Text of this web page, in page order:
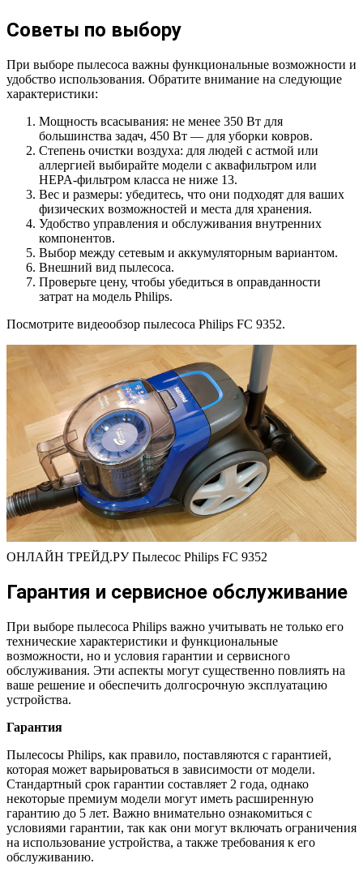
Советы по выбору
При выборе пылесоса важны функциональные возможности и
удобство использования. Обратите внимание на следующие
характеристики:
Мощность всасывания: не менее 350 Вт для
большинства задач, 450 Вт — для уборки ковров.
Степень очистки воздуха: для людей с астмой или
аллергией выбирайте модели с аквафильтром или
HEPA-фильтром класса не ниже 13.
Вес и размеры: убедитесь, что они подходят для ваших
физических возможностей и места для хранения.
Удобство управления и обслуживания внутренних
компонентов.
Выбор между сетевым и аккумуляторным вариантом.
Внешний вид пылесоса.
Проверьте цену, чтобы убедиться в оправданности
затрат на модель Philips.
Посмотрите видеообзор пылесоса Philips FC 9352.
ОНЛАЙН ТРЕЙД.РУ Пылесос Philips FC 9352
Гарантия и сервисное обслуживание
При выборе пылесоса Philips важно учитывать не только его
технические характеристики и функциональные
возможности, но и условия гарантии и сервисного
обслуживания. Эти аспекты могут существенно повлиять на
ваше решение и обеспечить долгосрочную эксплуатацию
устройства.
Гарантия
Пылесосы Philips, как правило, поставляются с гарантией,
которая может варьироваться в зависимости от модели.
Стандартный срок гарантии составляет 2 года, однако
некоторые премиум модели могут иметь расширенную
гарантию до 5 лет. Важно внимательно ознакомиться с
условиями гарантии, так как они могут включать ограничения
на использование устройства, а также требования к его
обслуживанию.